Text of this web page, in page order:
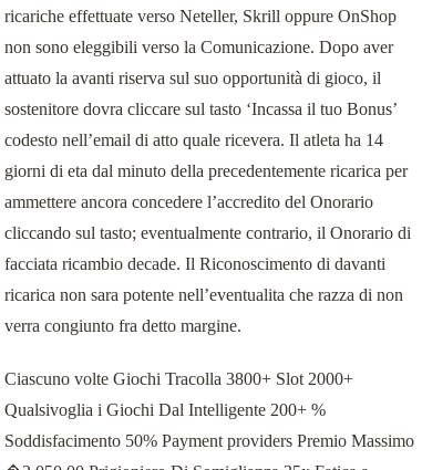
ricariche effettuate verso Neteller, Skrill oppure OnShop
non sono eleggibili verso la Comunicazione. Dopo aver
attuato la avanti riserva sul suo opportunità di gioco, il
sostenitore dovra cliccare sul tasto ‘Incassa il tuo Bonus’
codesto nell’email di atto quale ricevera. Il atleta ha 14
giorni di eta dal minuto della precedentemente ricarica per
ammettere ancora concedere l’accredito del Onorario
cliccando sul tasto; eventualmente contrario, il Onorario di
facciata ricambio decade. Il Riconoscimento di davanti
ricarica non sara potente nell’eventualita che razza di non
verra congiunto fra detto margine.
Ciascuno volte Giochi Tracolla 3800+ Slot 2000+
Qualsivoglia i Giochi Dal Intelligente 200+ %
Soddisfacimento 50% Payment providers Premio Massimo